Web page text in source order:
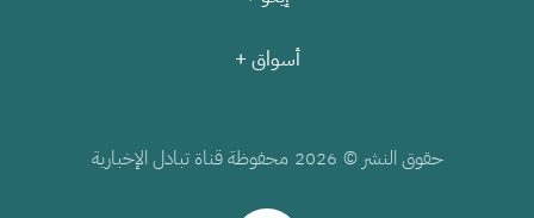
أسواق +
حقوق النشر © 2026 محفوظة قناة تبادل الإخبارية